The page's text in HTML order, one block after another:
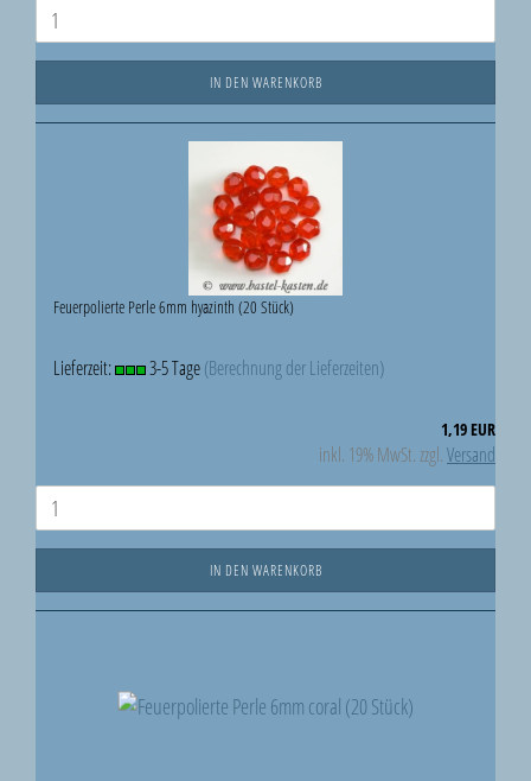
IN DEN WARENKORB
Feuerpolierte Perle 6mm hyazinth (20 Stück)
Lieferzeit: 3-5 Tage(Berechnung der Lieferzeiten)
1,19 EUR
inkl. 19% MwSt. zzgl.Versand
IN DEN WARENKORB